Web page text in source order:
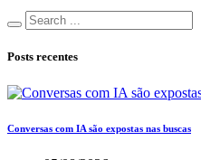
Posts recentes
Conversas com IA são expostas nas buscas